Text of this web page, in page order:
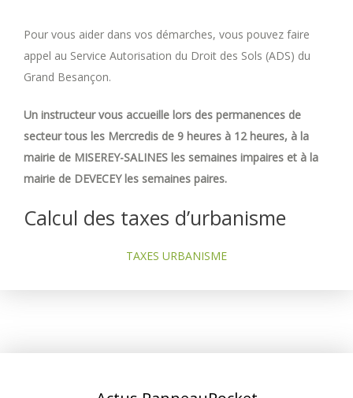
Pour vous aider dans vos démarches, vous pouvez faire
appel au Service Autorisation du Droit des Sols (ADS) du
Grand Besançon.
Un instructeur vous accueille lors des permanences de
secteur tous les Mercredis de 9 heures à 12 heures, à la
mairie de MISEREY-SALINES les semaines impaires et à la
mairie de DEVECEY les semaines paires.
Calcul des taxes d’urbanisme
TAXES URBANISME